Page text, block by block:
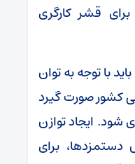
برای قشر کارگری
با توجه به توان
کشور صورت گیرد
شود. ایجاد توازن
دستمزدها، برای